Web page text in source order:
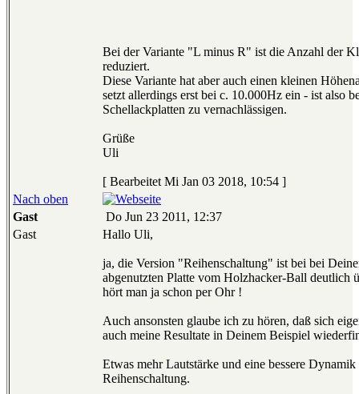
Bei der Variante "L minus R" ist die Anzahl der
reduziert.
Diese Variante hat aber auch einen kleinen
setzt allerdings erst bei c. 10.000Hz ein - ist also
Schellackplatten zu vernachlässigen.
Grüße
Uli
[ Bearbeitet Mi Jan 03 2018, 10:54 ]
Nach oben
Gast
Do Jun 23 2011, 12:37
Gast
Hallo Uli,
ja, die Version "Reihenschaltung" ist bei bei
abgenutzten Platte vom Holzhacker-Ball deutlich
hört man ja schon per Ohr !
Auch ansonsten glaube ich zu hören, daß sich
auch meine Resultate in Deinem Beispiel
Etwas mehr Lautstärke und eine bessere Dynamik
Reihenschaltung.